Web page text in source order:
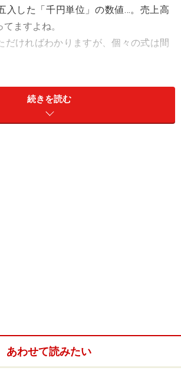
入した「千円単位」の数値…。売上高
ますよね。
だければわかりますが、個々の式は間
たハズじゃない！どういうこと！」
続きを読む
あわせて読みたい